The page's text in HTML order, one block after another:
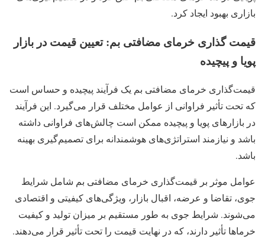
بازاری بهبود ایجاد کرد.
قیمت گذاری خرمای مضافتی بم: تعیین قیمت در بازار
پویا و پیچیده
قیمت‌گذاری خرمای مضافتی بم یک فرآیند پیچیده و حساس است
که تحت تأثیر فراوانی از عوامل مختلف قرار می‌گیرد. این فرآیند
در بازارهای پویا و پیچیده ممکن است چالش‌های فراوانی داشته
باشد و نیازمند استراتژی‌های هوشمندانه برای تصمیم‌گیری بهینه
باشد.
عوامل موثر بر قیمت‌گذاری خرمای مضافتی بم شامل شرایط
جوی، تقاضا و عرضه، اقبال بازار، ویژگی‌های کیفیتی و اقتصادی
می‌شوند. شرایط جوی به طور مستقیم بر میزان تولید و کیفیت
خرماها تأثیر دارند، که در نهایت قیمت را تحت تأثیر قرار می‌دهند.